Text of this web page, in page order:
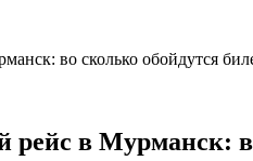
во сколько обойдутся
рейс в Мурманск: